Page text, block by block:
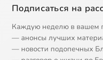
Подписаться на
Каждую неделю в вашем
— анонсы лучших
— новости подопечных